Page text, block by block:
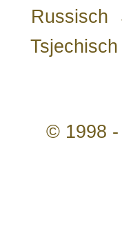
Russisch
Tsjechisch
© 1998 -